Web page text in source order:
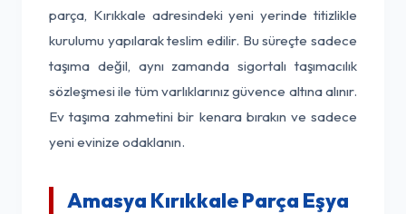
parça, Kırıkkale adresindeki yeni yerinde titizlikle
kurulumu yapılarak teslim edilir. Bu süreçte sadece
taşıma değil, aynı zamanda sigortalı taşımacılık
sözleşmesi ile tüm varlıklarınız güvence altına alınır.
Ev taşıma zahmetini bir kenara bırakın ve sadece
yeni evinize odaklanın.
Amasya Kırıkkale Parça Eşya